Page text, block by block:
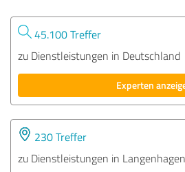
45.100 Treffer
zu Dienstleistungen in Deutschland
Experten
230 Treffer
zu Dienstleistungen in Langenhagen